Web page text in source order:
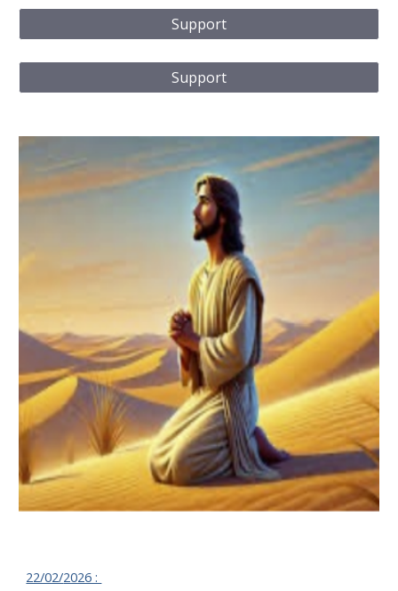
Support
Support
22/02/2026 :